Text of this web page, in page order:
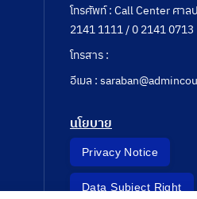
โทรศัพท์ : Call Center ศา
2141 1111 / 0 2141 0713
โทรสาร :
อีเมล :
นโยบาย
Privacy Notice
Data Subject Right